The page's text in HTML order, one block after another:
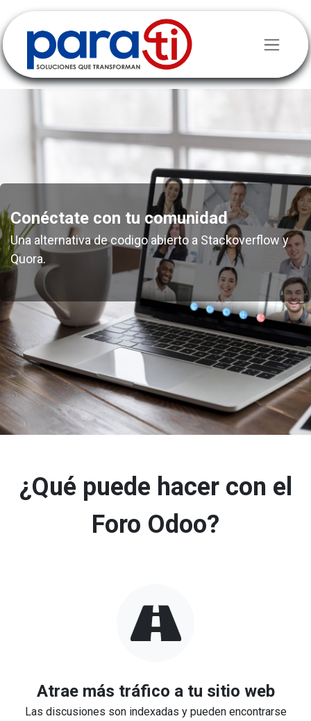
Ir al contenido
Conéctate con tu comunidad
Una alternativa de codigo abierto a Stackoverflow y
Quora.
¿Qué puede hacer con el
Foro Odoo?
Atrae más tráfico a tu sitio web
Las discusiones son indexadas y pueden encontrarse